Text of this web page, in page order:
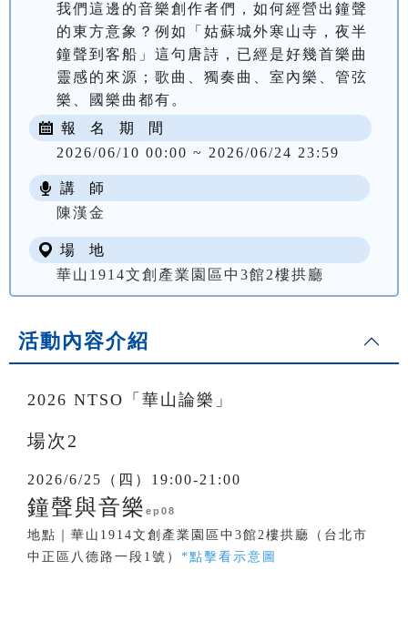
我們這邊的音樂創作者們，如何經營出鐘聲
的東方意象？例如「姑蘇城外寒山寺，夜半
鐘聲到客船」這句唐詩，已經是好幾首樂曲
靈感的來源；歌曲、獨奏曲、室內樂、管弦
樂、國樂曲都有。
報 名 期 間
2026/06/10 00:00 ~ 2026/06/24 23:59
講 師
陳漢金
場 地
華山1914文創產業園區中3館2樓拱廳
活動內容介紹
2026 NTSO「華山論樂」
場次2
2026/6/25（四）19:00-21:00
鐘聲與音樂 ep08
地點｜華山1914文創產業園區中3館2樓拱廳（台北市
中正區八德路一段1號） *點擊看示意圖